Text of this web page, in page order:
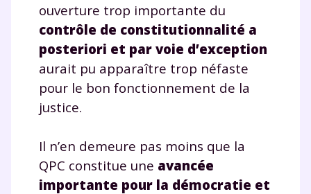
ouverture trop importante du
contrôle de constitutionnalité a
posteriori et par voie d’exception
aurait pu apparaître trop néfaste
pour le bon fonctionnement de la
justice.
Il n’en demeure pas moins que la
QPC constitue une avancée
importante pour la démocratie et